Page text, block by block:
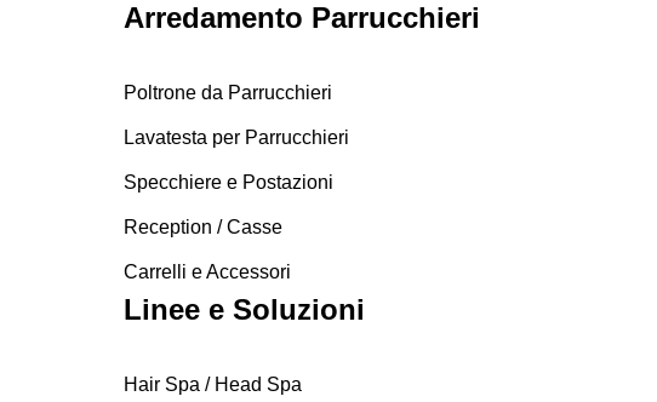
Arredamento Parrucchieri
Poltrone da Parrucchieri
Lavatesta per Parrucchieri
Specchiere e Postazioni
Reception / Casse
Carrelli e Accessori
Linee e Soluzioni
Hair Spa / Head Spa